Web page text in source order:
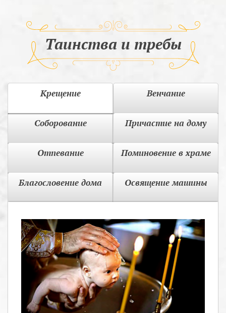
Таинства и требы
Крещение Венчание
Соборование Причастие на дому
Отпевание Поминовение в храме
Благословение дома Освящение машины